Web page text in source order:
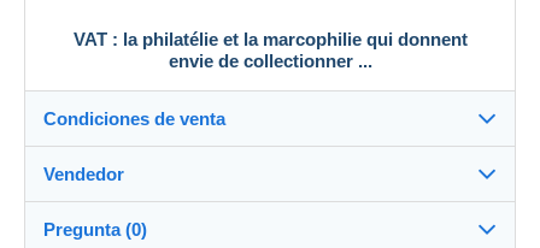
VAT : la philatélie et la marcophilie qui donnent
envie de collectionner ...
Condiciones de venta
Destino:
Ver la lista de países
Vendedor
Pregunta (0)